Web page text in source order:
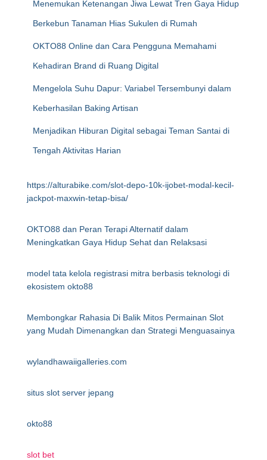
Menemukan Ketenangan Jiwa Lewat Tren Gaya Hidup
Berkebun Tanaman Hias Sukulen di Rumah
OKTO88 Online dan Cara Pengguna Memahami
Kehadiran Brand di Ruang Digital
Mengelola Suhu Dapur: Variabel Tersembunyi dalam
Keberhasilan Baking Artisan
Menjadikan Hiburan Digital sebagai Teman Santai di
Tengah Aktivitas Harian
https://alturabike.com/slot-depo-10k-ijobet-modal-kecil-
jackpot-maxwin-tetap-bisa/
OKTO88 dan Peran Terapi Alternatif dalam
Meningkatkan Gaya Hidup Sehat dan Relaksasi
model tata kelola registrasi mitra berbasis teknologi di
ekosistem okto88
Membongkar Rahasia Di Balik Mitos Permainan Slot
yang Mudah Dimenangkan dan Strategi Menguasainya
wylandhawaiigalleries.com
situs slot server jepang
okto88
slot bet